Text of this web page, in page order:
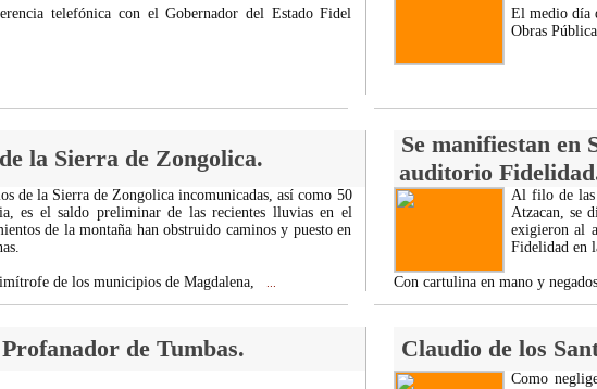
telefónica con el Gobernador del Estado Fidel
El medio día
Obras
la Sierra de Zongolica.
Se manifiestan en
auditorio
de la Sierra de Zongolica incomunicadas, así como 50
es el saldo preliminar de las recientes lluvias en el
de la montaña han obstruido caminos y puesto en
de los municipios de Magdalena,
Al filo de las
Atzacan, se
exigieron al
Fidelidad en
Con cartulina en mano y
de Tumbas. Claudio de los
Como